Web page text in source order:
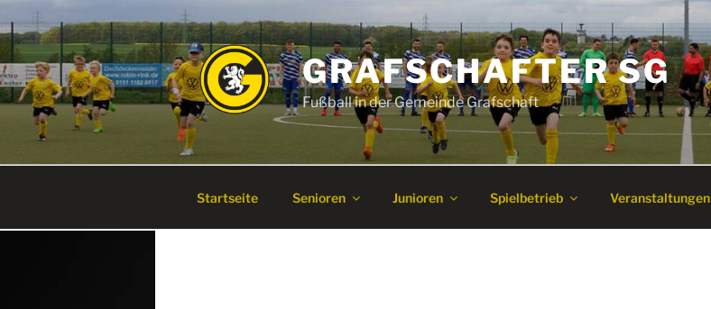
Inhalt
springen
GRAFSCHAFTER SG
Fußball in der Gemeinde Grafschaft
Startseite Senioren Junioren Spielbetrieb Veranstaltungen